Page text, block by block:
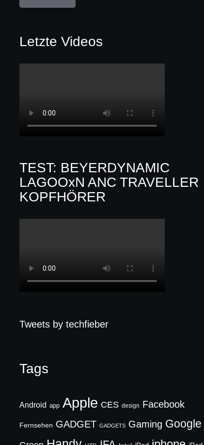
Letzte Videos
TEST: BEYERDYNAMIC
LAGOOxN ANC TRAVELLER
KOPFHÖRER
Tweets by techfieber
Tags
Android app Apple CES design Facebook
Fernsehen GADGET GADGETS Gaming Google